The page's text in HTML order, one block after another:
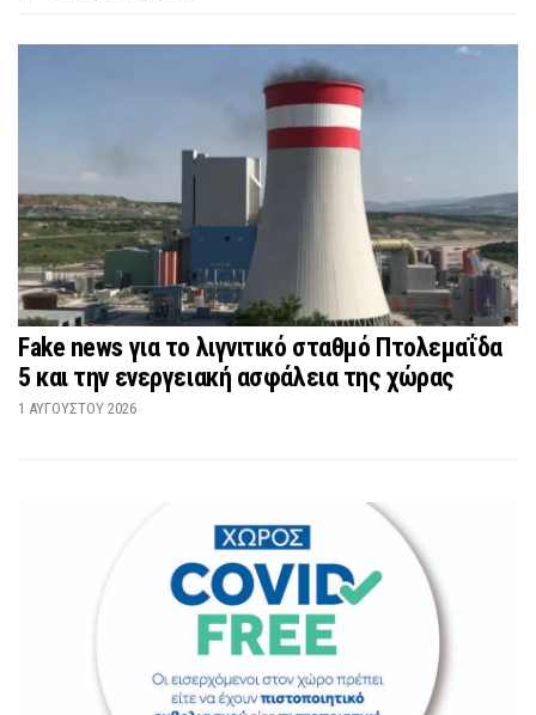
Fake news για το λιγνιτικό σταθμό Πτολεμαΐδα
5 και την ενεργειακή ασφάλεια της χώρας
1 ΑΥΓΟΎΣΤΟΥ 2026